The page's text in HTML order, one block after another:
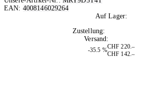
EAN: 4008146029264
Auf Lager:
Zustellung:
Versand:
-35.5 %
CHF 220.–
CHF 142.–